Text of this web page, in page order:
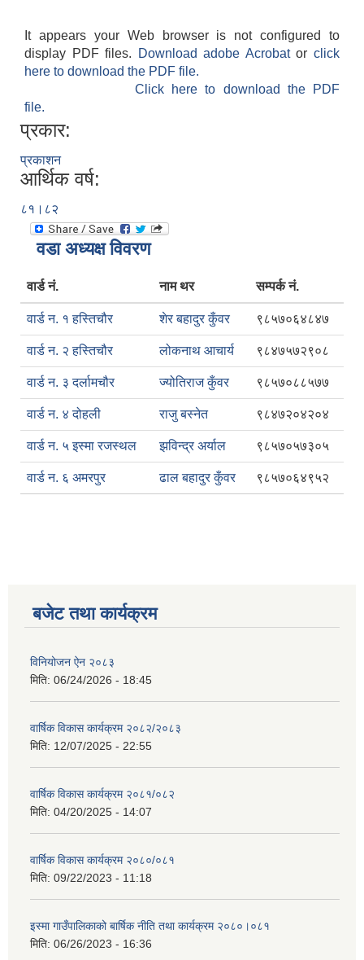
It appears your Web browser is not configured to
display PDF files.
Download adobe Acrobatorclick
here to download the PDF file.
Click here to download the PDF
file.
प्रकार:
प्रकाशन
आर्थिक वर्ष:
८१।८२
वडा अध्यक्ष विवरण
वार्ड नं. नाम थर सम्पर्क नं.
वार्ड न. १ हस्तिचौर शेर बहादुर कुँवर ९८५७०६४८४७
वार्ड न. २ हस्तिचौर लोकनाथ आचार्य ९८४७५७२९०८
वार्ड न. ३ दर्लामचौर ज्योतिराज कुँवर ९८५७०८८५७७
वार्ड न. ४ दोहली राजु बस्नेत ९८४७२०४२०४
वार्ड न. ५ इस्मा रजस्थल झविन्द्र अर्याल ९८५७०५७३०५
वार्ड न. ६ अमरपुर ढाल बहादुर कुँवर ९८५७०६४९५२
बजेट तथा कार्यक्रम
विनियोजन ऐन २०८३
मिति: 06/24/2026 - 18:45
वार्षिक विकास कार्यक्रम २०८२/२०८३
मिति: 12/07/2025 - 22:55
वार्षिक विकास कार्यक्रम २०८१/०८२
मिति: 04/20/2025 - 14:07
वार्षिक विकास कार्यक्रम २०८०/०८१
मिति: 09/22/2023 - 11:18
इस्मा गाउँपालिकाको बार्षिक नीति तथा कार्यक्रम २०८०।०८१
मिति: 06/26/2023 - 16:36